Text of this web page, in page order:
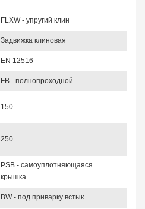
FLXW - упругий клин
Задвижка клиновая
EN 12516
FB - полнопроходной
150
250
PSB - самоуплотняющаяся
крышка
BW - под приварку встык